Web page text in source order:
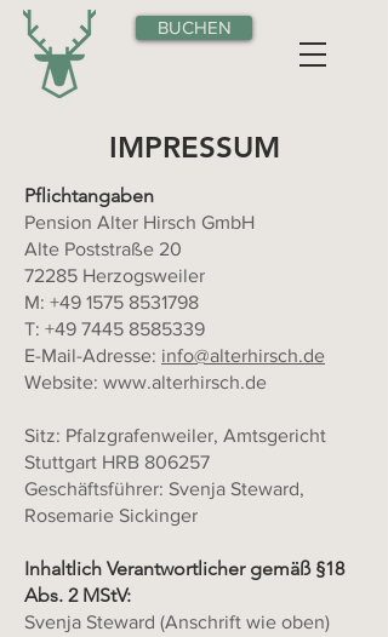
BUCHEN
IMPRESSUM
Pflichtangaben
Pension Alter Hirsch GmbH
Alte Poststraße 20
72285 Herzogsweiler
M: +49 1575 8531798
T: +49 7445 8585339
E-Mail-Adresse: info@alterhirsch.de
Website: www.alterhirsch.de
Sitz: Pfalzgrafenweiler, Amtsgericht
Stuttgart HRB 806257
Geschäftsführer: Svenja Steward,
Rosemarie Sickinger
Inhaltlich Verantwortlicher gemäß §18
Abs. 2 MStV:
Svenja Steward (Anschrift wie oben)